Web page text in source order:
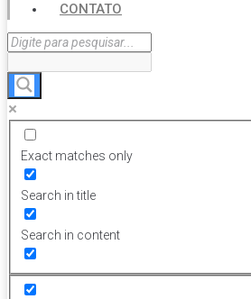
CONTATO
Exact matches only
Search in title
Search in content